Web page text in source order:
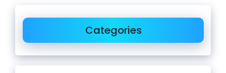
Categories